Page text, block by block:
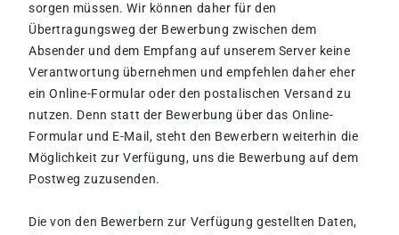
sorgen müssen. Wir können daher für den
Übertragungsweg der Bewerbung zwischen dem
Absender und dem Empfang auf unserem Server keine
Verantwortung übernehmen und empfehlen daher eher
ein Online-Formular oder den postalischen Versand zu
nutzen. Denn statt der Bewerbung über das Online-
Formular und E-Mail, steht den Bewerbern weiterhin die
Möglichkeit zur Verfügung, uns die Bewerbung auf dem
Postweg zuzusenden.
Die von den Bewerbern zur Verfügung gestellten Daten,